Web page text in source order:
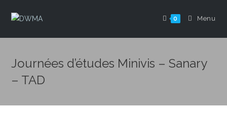
0 Menu
Journées d’études Minivis – Sanary
– TAD